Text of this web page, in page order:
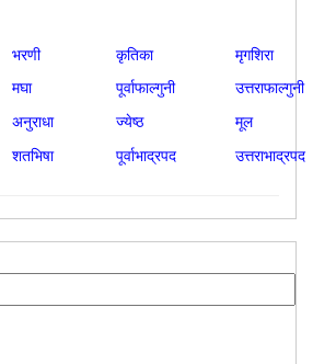
भरणी कृतिका
मृगशिरा
मघा पूर्वाफाल्गुनी
उत्तराफाल्गुनी
अनुराधा ज्येष्ठ
मूल
शतभिषा पूर्वाभाद्रपद उत्तराभाद्रपद